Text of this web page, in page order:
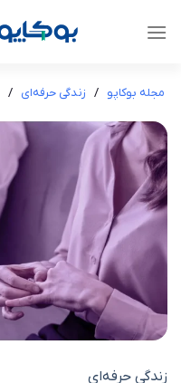
مجله بوکاپو / زندگی حرفه‌ای /
زندگی حرفه‌ای